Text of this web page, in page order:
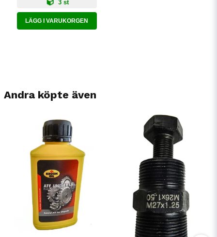
3 st
LÄGG I VARUKORGEN
Andra köpte även